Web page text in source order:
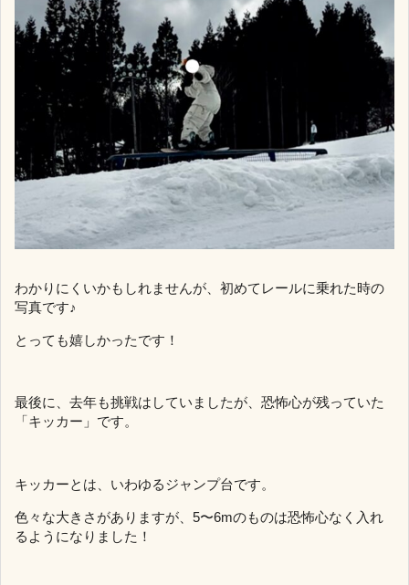
わかりにくいかもしれませんが、初めてレールに乗れた時の
写真です♪
とっても嬉しかったです！
最後に、去年も挑戦はしていましたが、恐怖心が残っていた
「キッカー」です。
キッカーとは、いわゆるジャンプ台です。
色々な大きさがありますが、5〜6mのものは恐怖心なく入れ
るようになりました！